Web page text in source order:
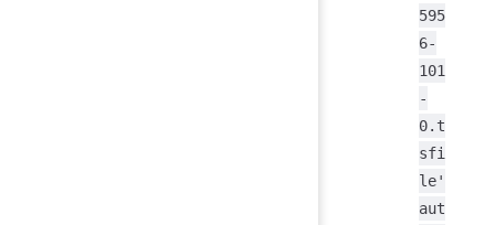
595
6-
101
-
0.t
sfi
le'
aut